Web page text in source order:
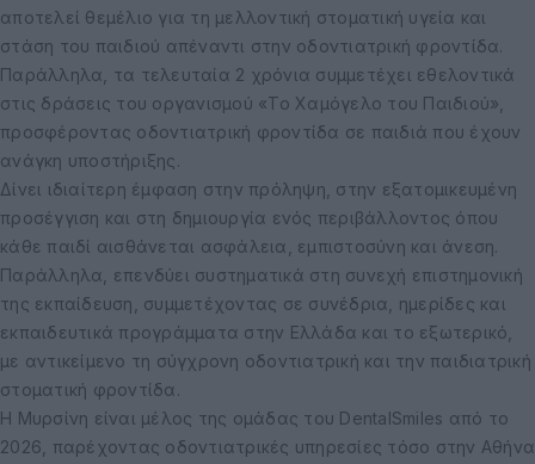
αποτελεί θεμέλιο για τη μελλοντική στοματική υγεία και
στάση του παιδιού απέναντι στην οδοντιατρική φροντίδα.
Παράλληλα, τα τελευταία 2 χρόνια συμμετέχει εθελοντικά
στις δράσεις του οργανισμού «Το Χαμόγελο του Παιδιού»,
προσφέροντας οδοντιατρική φροντίδα σε παιδιά που έχουν
ανάγκη υποστήριξης.
Δίνει ιδιαίτερη έμφαση στην πρόληψη, στην εξατομικευμένη
προσέγγιση και στη δημιουργία ενός περιβάλλοντος όπου
κάθε παιδί αισθάνεται ασφάλεια, εμπιστοσύνη και άνεση.
Παράλληλα, επενδύει συστηματικά στη συνεχή επιστημονική
της εκπαίδευση, συμμετέχοντας σε συνέδρια, ημερίδες και
εκπαιδευτικά προγράμματα στην Ελλάδα και το εξωτερικό,
με αντικείμενο τη σύγχρονη οδοντιατρική και την παιδιατρική
στοματική φροντίδα.
Η Μυρσίνη είναι μέλος της ομάδας του DentalSmiles από το
2026, παρέχοντας οδοντιατρικές υπηρεσίες τόσο στην Αθήνα